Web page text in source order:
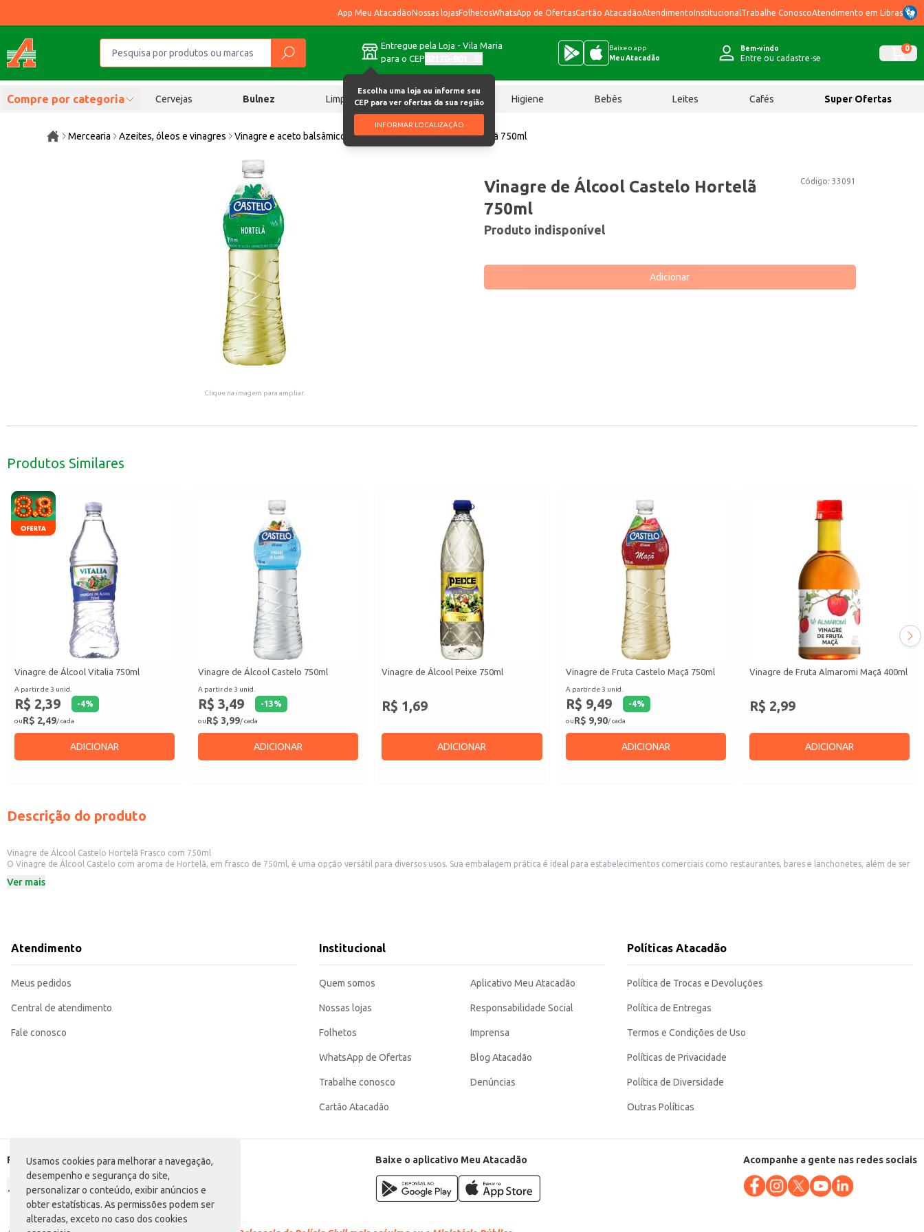
Usamos cookies para melhorar a navegação,
desempenho e segurança do site,
personalizar o conteúdo, exibir anúncios e
obter estatísticas. As permissões podem ser
alteradas, exceto no caso dos cookies
App Meu AtacadãoNossas lojasFolhetosWhatsApp de OfertasCartão AtacadãoAtendimentoInstitucional Trabalhe ConoscoAtendimento em Libras
Entregue pela Loja - Vila Maria
para o CEP
Escolha uma loja ou informe seu
CEP para ver ofertas da sua região
INFORMAR LOCALIZAÇÃO
Baixe o app
Meu Atacadão
Bem-vindo
Entre ou cadastre-se
0
Compre por categoria Cervejas Bulnez Limpeza Chocolates Higiene Bebês Leites Cafés Super Ofertas
Mercearia Azeites, óleos e vinagres Vinagre e aceto balsâmico Vinagre de Álcool Castelo Hortelã 750ml
Clique na imagem para ampliar.
Código: 33091
Vinagre de Álcool Castelo Hortelã
750ml
Produto indisponível
Adicionar
Produtos Similares
Vinagre de Álcool Vitalia 750ml
A partir de 3 unid.
R$ 2,39 -4%
ouR$ 2,49/ cada
ADICIONAR
Vinagre de Álcool Castelo 750ml
A partir de 3 unid.
R$ 3,49 -13%
ouR$ 3,99/ cada
ADICIONAR
Vinagre de Álcool Peixe 750ml
R$ 1,69
ADICIONAR
Vinagre de Fruta Castelo Maçã 750ml
A partir de 3 unid.
R$ 9,49 -4%
ouR$ 9,90/ cada
ADICIONAR
Vinagre de Fruta Almaromi Maçã 400ml
R$ 2,99
ADICIONAR
Descrição do produto
Vinagre de Álcool Castelo Hortelã Frasco com 750ml
O Vinagre de Álcool Castelo com aroma de Hortelã, em frasco de 750ml, é uma opção versátil para diversos usos. Sua embalagem prática é ideal para estabelecimentos comerciais como restaurantes, bares e lanchonetes, além de ser
Marca: Castelo
Sirva como acompanhamento para pratos à base de frutos do mar.
Adicione em receitas de picles para realçar o sabor.
Ver mais
Atendimento
Meus pedidos
Central de atendimento
Fale conosco
Institucional
Quem somos
Nossas lojas
Folhetos
WhatsApp de Ofertas
Trabalhe conosco
Cartão Atacadão
Aplicativo Meu Atacadão
Responsabilidade Social
Imprensa
Blog Atacadão
Denúncias
Políticas Atacadão
Política de Trocas e Devoluções
Política de Entregas
Termos e Condições de Uso
Políticas de Privacidade
Política de Diversidade
Outras Políticas
Formas de pagamento Baixe o aplicativo Meu Atacadão Acompanhe a gente nas redes sociais